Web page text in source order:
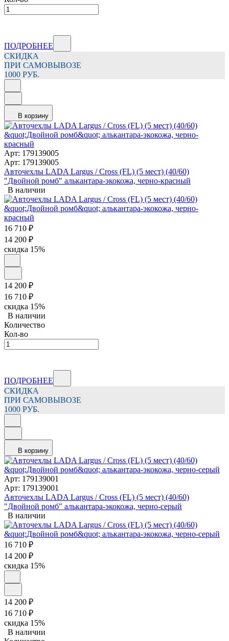
ПОДРОБНЕЕ
СКИДКА
ПРИ САМОВЫВОЗЕ
1000 РУБ.
В корзину
Арт: 179139005
Арт: 179139005
Авточехлы LADA Largus / Cross (FL) (5 мест) (40/60)
"Двойной ромб" алькантара-экокожа, черно-красный
В наличии
16 710 ₽
14 200 ₽
скидка 15%
14 200 ₽
16 710 ₽
скидка 15%
В наличии
Количество
Кол-во
ПОДРОБНЕЕ
СКИДКА
ПРИ САМОВЫВОЗЕ
1000 РУБ.
В корзину
Арт: 179139001
Арт: 179139001
Авточехлы LADA Largus / Cross (FL) (5 мест) (40/60)
"Двойной ромб" алькантара-экокожа, черно-серый
В наличии
16 710 ₽
14 200 ₽
скидка 15%
14 200 ₽
16 710 ₽
скидка 15%
В наличии